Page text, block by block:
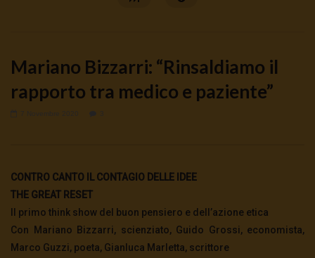
6 Agosto 2026 - LUD:6 Agosto 2026
0
97 0
Mariano Bizzarri: “Rinsaldiamo il
rapporto tra medico e paziente”
CONTRO CANTO IL CONTAGIO DELLE IDEE
THE GREAT RESET
Il primo think show del buon pensiero e dell’azione etica
Con Mariano Bizzarri, scienziato, Guido Grossi, economista,
Marco Guzzi, poeta, Gianluca Marletta, scrittore